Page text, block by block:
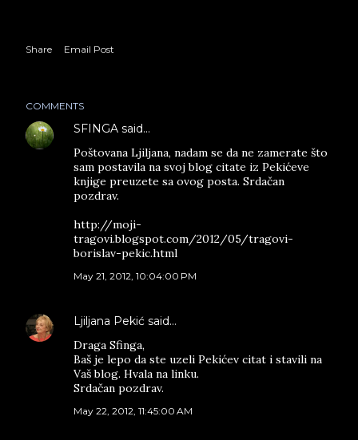
Share Email Post
COMMENTS
SFINGA said…
Poštovana Ljiljana, nadam se da ne zamerate što
sam postavila na svoj blog citate iz Pekićeve
knjige preuzete sa ovog posta. Srdačan
pozdrav.
http://moji-
tragovi.blogspot.com/2012/05/tragovi-
borislav-pekic.html
May 21, 2012, 10:04:00 PM
Ljiljana Pekić said…
Draga Sfinga,
Baš je lepo da ste uzeli Pekićev citat i stavili na
Vaš blog. Hvala na linku.
Srdačan pozdrav.
May 22, 2012, 11:45:00 AM